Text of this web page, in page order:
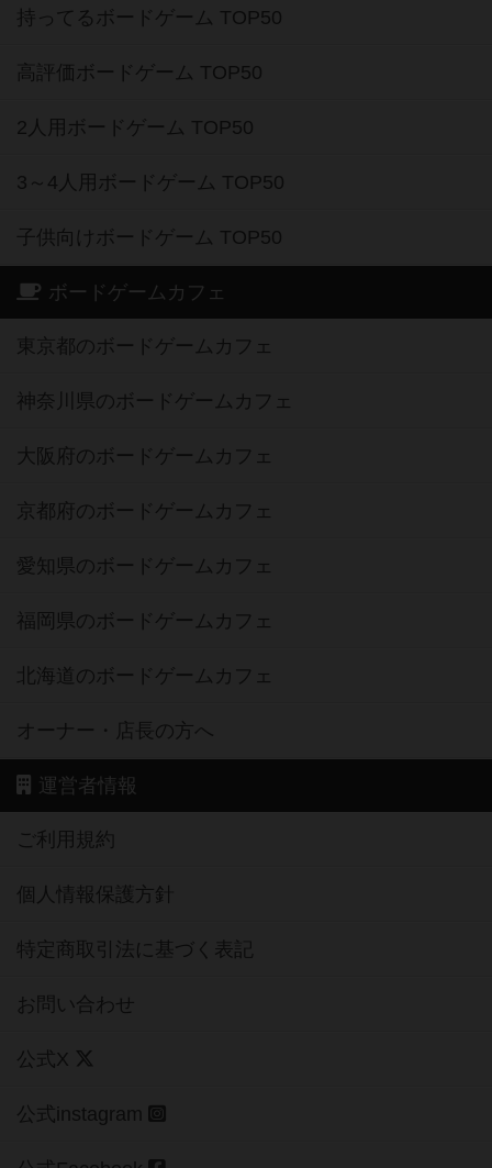
持ってるボードゲーム TOP50
高評価ボードゲーム TOP50
2人用ボードゲーム TOP50
3～4人用ボードゲーム TOP50
子供向けボードゲーム TOP50
ボードゲームカフェ
東京都のボードゲームカフェ
神奈川県のボードゲームカフェ
大阪府のボードゲームカフェ
京都府のボードゲームカフェ
愛知県のボードゲームカフェ
福岡県のボードゲームカフェ
北海道のボードゲームカフェ
オーナー・店長の方へ
運営者情報
ご利用規約
個人情報保護方針
特定商取引法に基づく表記
お問い合わせ
公式X
公式instagram